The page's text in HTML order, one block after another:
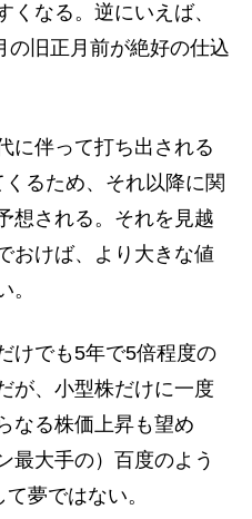
くなる。逆にいえば、
の旧正月前が絶好の仕込
に伴って打ち出される
るため、それ以降に関
想される。それを見越
おけば、より大きな値
。
けでも5年で5倍程度の
が、小型株だけに一度
なる株価上昇も望め
最大手の）百度のよう
夢ではない。